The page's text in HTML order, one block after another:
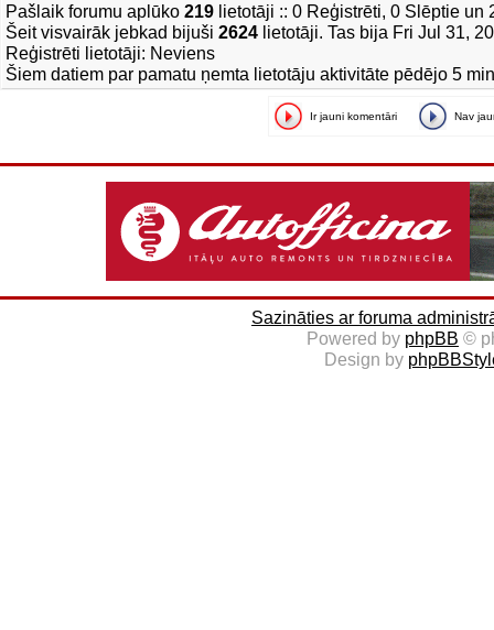
Pašlaik forumu aplūko 219 lietotāji :: 0 Reģistrēti, 0 Slēptie
Šeit visvairāk jebkad bijuši 2624 lietotāji. Tas bija Fri Jul 31,
Reģistrēti lietotāji: Neviens
Šiem datiem par pamatu ņemta lietotāju aktivitāte pēdējo 5
Ir jauni komentāri Nav
Sazināties ar foruma
Powered by phpBB ©
Design by